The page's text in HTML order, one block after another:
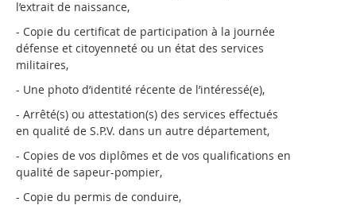
l’extrait de naissance,
- Copie du certificat de participation à la journée
défense et citoyenneté ou un état des services
militaires,
- Une photo d’identité récente de l’intéressé(e),
- Arrêté(s) ou attestation(s) des services effectués
en qualité de S.P.V. dans un autre département,
- Copies de vos diplômes et de vos qualifications en
qualité de sapeur-pompier,
- Copie du permis de conduire,